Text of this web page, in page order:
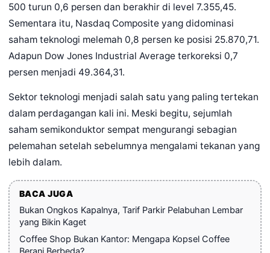
500 turun 0,6 persen dan berakhir di level 7.355,45.
Sementara itu, Nasdaq Composite yang didominasi
saham teknologi melemah 0,8 persen ke posisi 25.870,71.
Adapun Dow Jones Industrial Average terkoreksi 0,7
persen menjadi 49.364,31.
Sektor teknologi menjadi salah satu yang paling tertekan
dalam perdagangan kali ini. Meski begitu, sejumlah
saham semikonduktor sempat mengurangi sebagian
pelemahan setelah sebelumnya mengalami tekanan yang
lebih dalam.
BACA JUGA
Bukan Ongkos Kapalnya, Tarif Parkir Pelabuhan Lembar
yang Bikin Kaget
Coffee Shop Bukan Kantor: Mengapa Kopsel Coffee